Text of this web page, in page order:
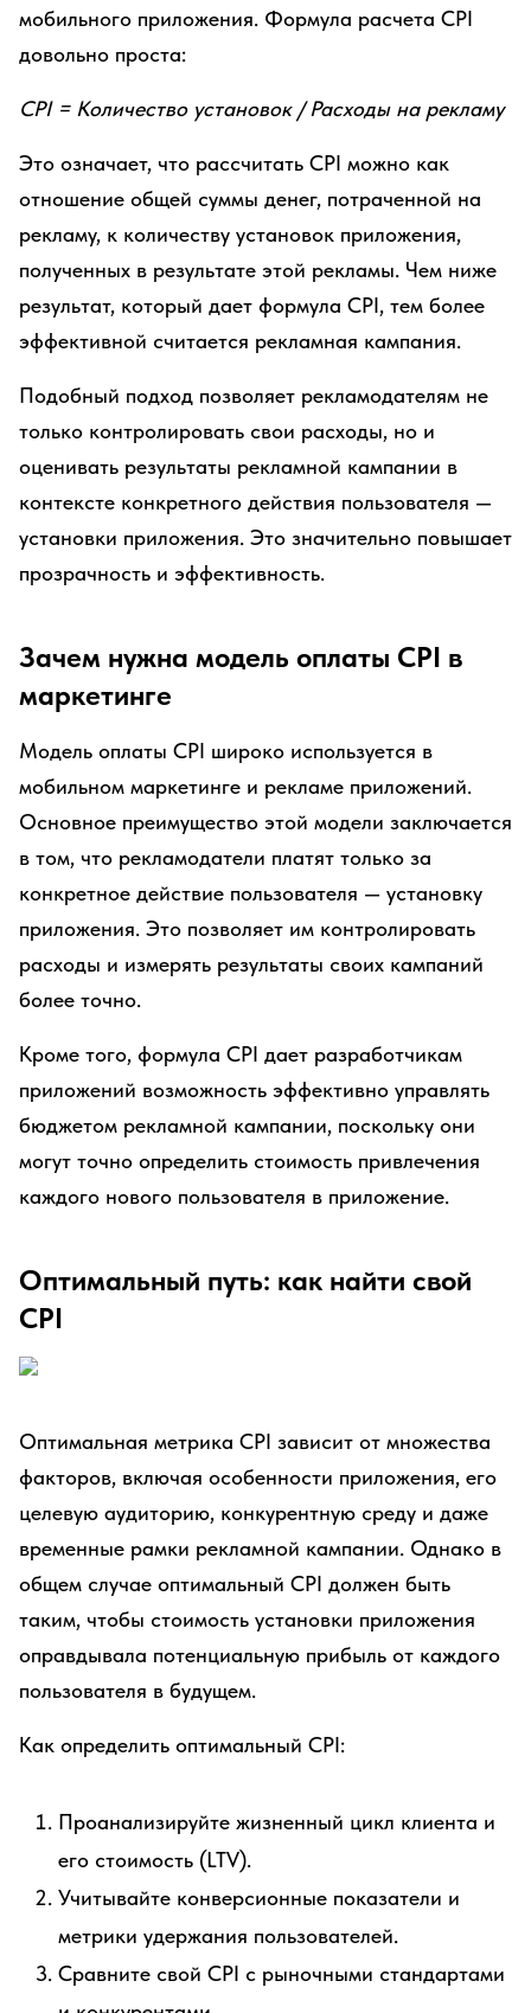
мобильного приложения. Формула расчета CPI
довольно проста:
CPI = Количество установок / Расходы на рекламу
Это означает, что рассчитать CPI можно как
отношение общей суммы денег, потраченной на
рекламу, к количеству установок приложения,
полученных в результате этой рекламы. Чем ниже
результат, который дает формула CPI, тем более
эффективной считается рекламная кампания.
Подобный подход позволяет рекламодателям не
только контролировать свои расходы, но и
оценивать результаты рекламной кампании в
контексте конкретного действия пользователя —
установки приложения. Это значительно повышает
прозрачность и эффективность.
Зачем нужна модель оплаты CPI в
маркетинге
Модель оплаты CPI широко используется в
мобильном маркетинге и рекламе приложений.
Основное преимущество этой модели заключается
в том, что рекламодатели платят только за
конкретное действие пользователя — установку
приложения. Это позволяет им контролировать
расходы и измерять результаты своих кампаний
более точно.
Кроме того, формула CPI дает разработчикам
приложений возможность эффективно управлять
бюджетом рекламной кампании, поскольку они
могут точно определить стоимость привлечения
каждого нового пользователя в приложение.
Оптимальный путь: как найти свой
CPI
Оптимальная метрика CPI зависит от множества
факторов, включая особенности приложения, его
целевую аудиторию, конкурентную среду и даже
временные рамки рекламной кампании. Однако в
общем случае оптимальный CPI должен быть
таким, чтобы стоимость установки приложения
оправдывала потенциальную прибыль от каждого
пользователя в будущем.
Как определить оптимальный CPI:
Проанализируйте жизненный цикл клиента и
его стоимость (LTV).
Учитывайте конверсионные показатели и
метрики удержания пользователей.
Сравните свой CPI с рыночными стандартами